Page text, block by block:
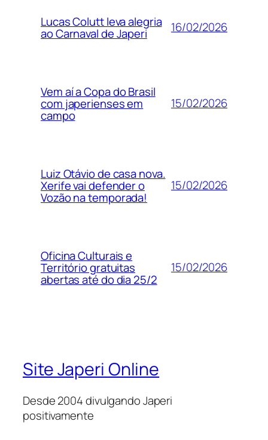
Lucas Colutt leva alegria
ao Carnaval de Japeri 16/02/2026
Vem aí a Copa do Brasil
com japerienses em
campo
15/02/2026
Luiz Otávio de casa nova.
Xerife vai defender o
Vozão na temporada!
15/02/2026
Oficina Culturais e
Território gratuitas
abertas até do dia 25/2
15/02/2026
Site Japeri Online
Desde 2004 divulgando Japeri
positivamente